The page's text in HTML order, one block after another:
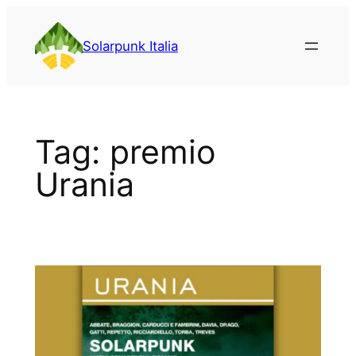
contenuto
Solarpunk Italia
Tag: premio
Urania